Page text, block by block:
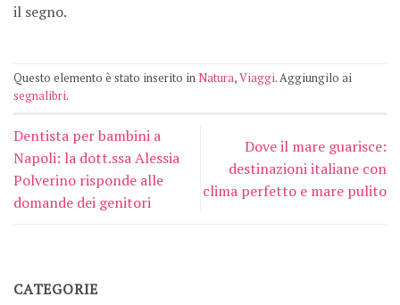
il segno.
Questo elemento è stato inserito inNatura,Viaggi. Aggiungilo ai
segnalibri.
Dentista per bambini a
Napoli: la dott.ssa Alessia
Polverino risponde alle
domande dei genitori
Dove il mare guarisce:
destinazioni italiane con
clima perfetto e mare pulito
CATEGORIE